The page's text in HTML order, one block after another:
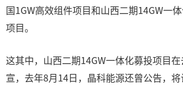
国1GW高效组件项目和山西二期14GW一
项目。
这其中，山西二期14GW一体化募投项目
宣，去年8月14日，晶科能源还曾公告，